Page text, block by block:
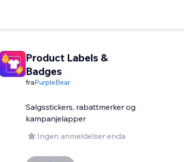
Product Labels &
Badges
fraPurpleBear
Salgsstickers, rabattmerker og
kampanjelapper
Ingen anmeldelser enda